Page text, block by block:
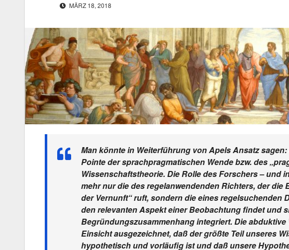
MÄRZ 18, 2018
Man könnte in Weiterführung von Apels Ansatz
Pointe der sprachpragmatischen Wende bzw. des
Wissenschaftstheorie. Die Rolle des Forschers – und
mehr nur die des regelanwendenden Richters, der
der Vernunft“ ruft, sondern die eines regelsuchenden
den relevanten Aspekt einer Beobachtung findet und
Begründungszusammenhang integriert. Die
Einsicht ausgezeichnet, daß der größte Teil unseres
hypothetisch und vorläufig ist und daß unsere